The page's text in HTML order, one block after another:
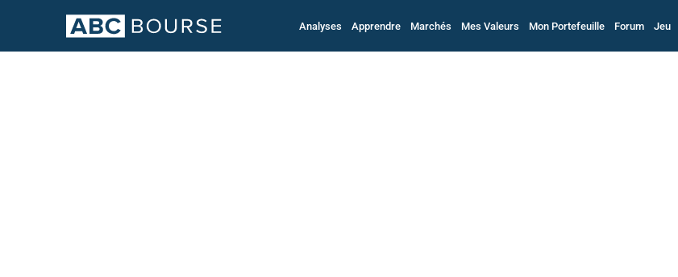
Analyses Apprendre Marchés Mes Valeurs Mon Portefeuille Forum Jeu